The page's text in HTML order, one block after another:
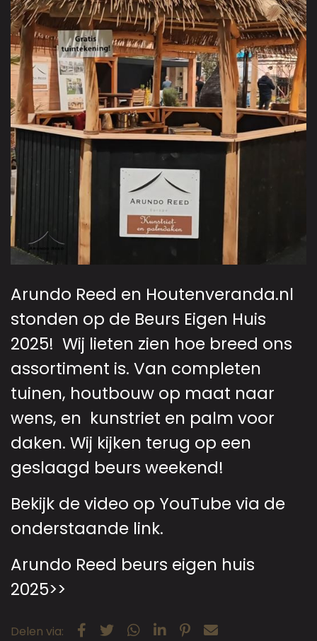
Arundo Reed en Houtenveranda.nl
stonden op de Beurs Eigen Huis
2025! Wij lieten zien hoe breed ons
assortiment is. Van completen
tuinen, houtbouw op maat naar
wens, en kunstriet en palm voor
daken. Wij kijken terug op een
geslaagd beurs weekend!
Bekijk de video op YouTube via de
onderstaande link.
Arundo Reed beurs eigen huis
2025>>
Delen via: